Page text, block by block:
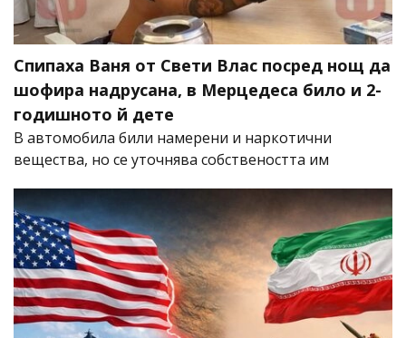
Спипаха Ваня от Свети Влас посред нощ да
шофира надрусана, в Мерцедеса било и 2-
годишното й дете
В автомобила били намерени и наркотични
вещества, но се уточнява собствеността им